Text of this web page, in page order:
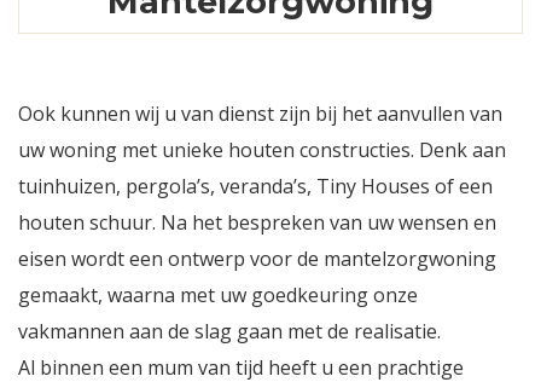
Ook kunnen wij u van dienst zijn bij het aanvullen van
uw woning met unieke houten constructies. Denk aan
tuinhuizen, pergola’s, veranda’s, Tiny Houses of een
houten schuur. Na het bespreken van uw wensen en
eisen wordt een ontwerp voor de mantelzorgwoning
gemaakt, waarna met uw goedkeuring onze
vakmannen aan de slag gaan met de realisatie.
Al binnen een mum van tijd heeft u een prachtige